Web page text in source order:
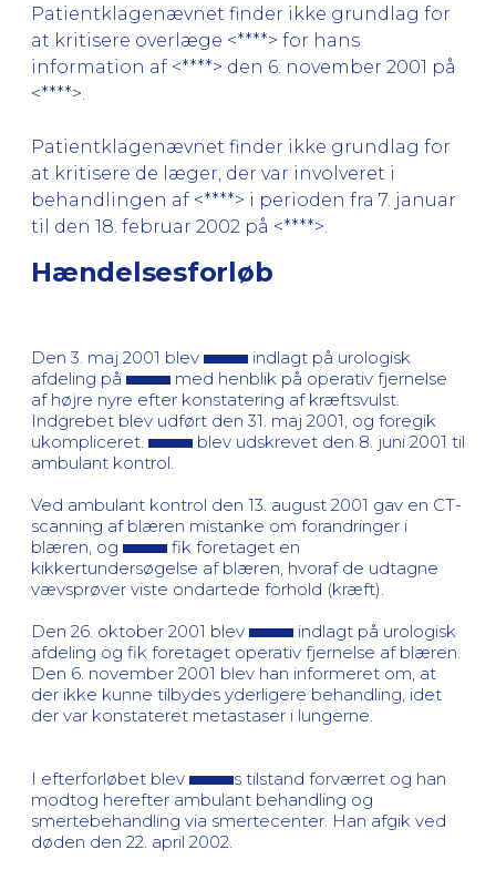
Patientklagenævnet finder ikke grundlag for
at kritisere overlæge <****> for hans
information af <****> den 6. november 2001 på
<****>.
Patientklagenævnet finder ikke grundlag for
at kritisere de læger, der var involveret i
behandlingen af <****> i perioden fra 7. januar
til den 18. februar 2002 på <****>.
Hændelsesforløb
Den 3. maj 2001 blev
indlagt på urologisk
afdeling på
med henblik på operativ fjernelse
af højre nyre efter konstatering af kræftsvulst.
Indgrebet blev udført den 31. maj 2001, og foregik
ukompliceret.
blev udskrevet den 8. juni 2001 til
ambulant kontrol.
Ved ambulant kontrol den 13. august 2001 gav en CT-
scanning af blæren mistanke om forandringer i
blæren, og
fik foretaget en
kikkertundersøgelse af blæren, hvoraf de udtagne
vævsprøver viste ondartede forhold (kræft).
Den 26. oktober 2001 blev
indlagt på urologisk
afdeling og fik foretaget operativ fjernelse af blæren.
Den 6. november 2001 blev han informeret om, at
der ikke kunne tilbydes yderligere behandling, idet
der var konstateret metastaser i lungerne.
I efterforløbet blev
s tilstand forværret og han
modtog herefter ambulant behandling og
smertebehandling via smertecenter. Han afgik ved
døden den 22. april 2002.